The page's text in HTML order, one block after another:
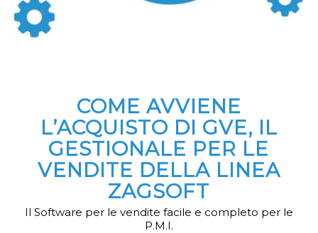
COME AVVIENE
L’ACQUISTO DI GVE, IL
GESTIONALE PER LE
VENDITE DELLA LINEA
ZAGSOFT
Il Software per le vendite facile e completo per le
P.M.I.